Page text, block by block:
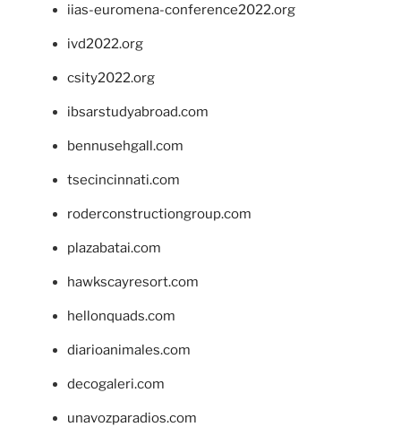
iias-euromena-conference2022.org
ivd2022.org
csity2022.org
ibsarstudyabroad.com
bennusehgall.com
tsecincinnati.com
roderconstructiongroup.com
plazabatai.com
hawkscayresort.com
hellonquads.com
diarioanimales.com
decogaleri.com
unavozparadios.com